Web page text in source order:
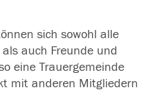
sich sowohl alle
auch Freunde und
eine Trauergemeinde
mit anderen Mitgliedern